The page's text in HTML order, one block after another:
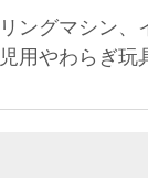
ングマシン
用やわらぎ